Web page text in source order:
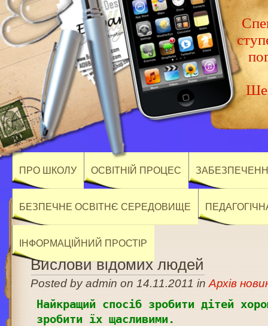
ПРО ШКОЛУ ОСВІТНІЙ ПРОЦЕС
БЕЗПЕЧНЕ ОСВІТНЄ СЕРЕДОВИЩЕ
ІНФОРМАЦІЙНИЙ ПРОСТІР
Вислови відомих людей
Posted by admin on 14.11.2011 inАрхів
Найкращий спосіб зробити дітей
зробити їх щасливими.